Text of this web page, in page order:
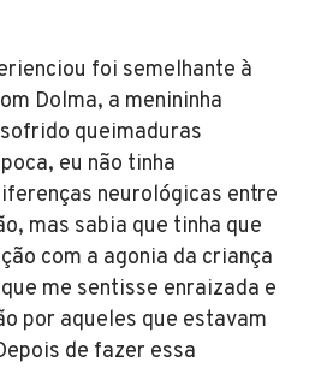
foi semelhante à
Dolma, a menininha
queimaduras
eu não tinha
neurológicas entre
mas sabia que tinha que
com a agonia da criança
me sentisse enraizada e
por aqueles que estavam
de fazer essa